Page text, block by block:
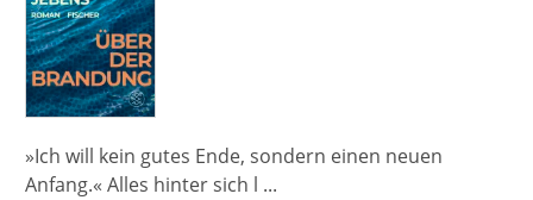
»Ich will kein gutes Ende, sondern einen neuen
Anfang.« Alles hinter sich l ...